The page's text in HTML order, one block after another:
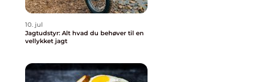
10. jul
Jagtudstyr: Alt hvad du behøver til en
vellykket jagt